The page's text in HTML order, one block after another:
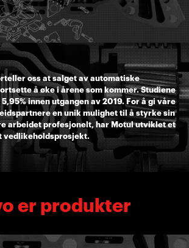
oss at salget av automatiske
å øke i årene som kommer. Studiene
innen utgangen av 2019. For å gi våre
en unik mulighet til å styrke sin
arbeidet profesjonelt, har Motul utviklet et
vedlikeholdsprosjekt.
er produkter